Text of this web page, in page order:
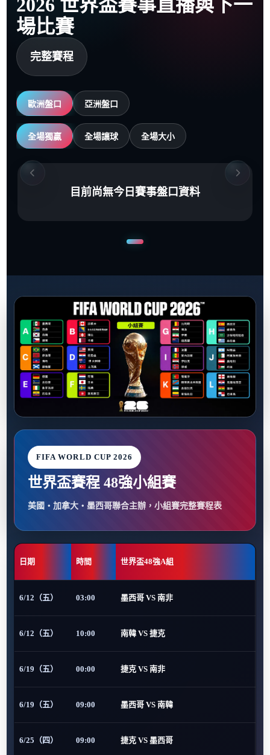
2026 世界盃賽事直播與下一
場比賽
完整賽程
歐洲盤口 亞洲盤口
全場獨贏 全場讓球 全場大小
目前尚無今日賽事盤口資料
FIFA WORLD CUP 2026
世界盃賽程 48強小組賽
美國・加拿大・墨西哥聯合主辦，小組賽完整賽程表
日期 時間 世界盃48強A組
6/12（五） 03:00 墨西哥 VS 南非
6/12（五） 10:00 南韓 VS 捷克
6/19（五） 00:00 捷克 VS 南非
6/19（五） 09:00 墨西哥 VS 南韓
6/25（四） 09:00 捷克 VS 墨西哥